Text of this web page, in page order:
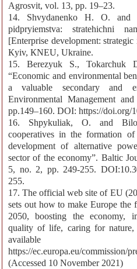
Agrosvit, vol. 13, рр. 19–23.
14. Shvydanenko H. O. and
pidpryiemstva: stratehichni
[Enterprise development:
Кyiv, КNЕU, Ukraine.
15. Berezyuk S., Tokarchuk
“Economic and environmental
a valuable secondary and
Environmental Management
pp.149–160. DOI: https://doi.org/
16. Shpykuliak, О. and
cooperatives in the formation
development of alternative
sector of the economy”. Baltic
5, no. 2, pp. 249-255.
255.
17. The official web site of EU
sets out how to make Europe the
2050, boosting the economy,
quality of life, caring for
https://ec.europa.eu/commission/
(Accessed 10 November 2021)